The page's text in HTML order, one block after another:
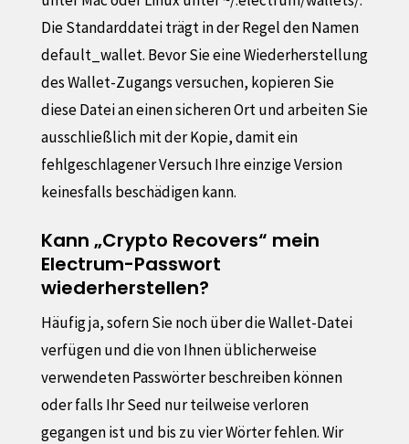
Die Standarddatei trägt in der Regel den Namen
default_wallet. Bevor Sie eine Wiederherstellung
des Wallet-Zugangs versuchen, kopieren Sie
diese Datei an einen sicheren Ort und arbeiten Sie
ausschließlich mit der Kopie, damit ein
fehlgeschlagener Versuch Ihre einzige Version
keinesfalls beschädigen kann.
Kann „Crypto Recovers“ mein
Electrum-Passwort
wiederherstellen?
Häufig ja, sofern Sie noch über die Wallet-Datei
verfügen und die von Ihnen üblicherweise
verwendeten Passwörter beschreiben können
oder falls Ihr Seed nur teilweise verloren
gegangen ist und bis zu vier Wörter fehlen. Wir